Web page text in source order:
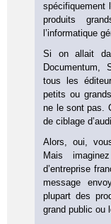
spécifiquement
produits
l’informatique
Si on allait
Documentum,
tous les
petits ou
ne le sont pas.
de ciblage
Alors, oui,
Mais
d’entreprise
message
plupart des
grand public ou